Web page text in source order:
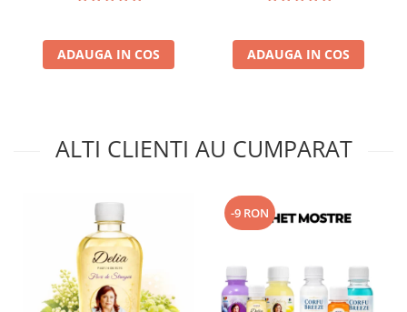
ADAUGA IN COS ADAUGA IN COS
ALTI CLIENTI AU CUMPARAT
-9 RON